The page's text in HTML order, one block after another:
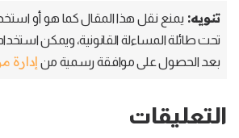
تنويه: يمنع نقل هذا المقال كما هو أو
تحت طائلة المساءلة القانونية، ويمكن
بعد الحصول على موافقة رسمية من إدارة
التعليقات